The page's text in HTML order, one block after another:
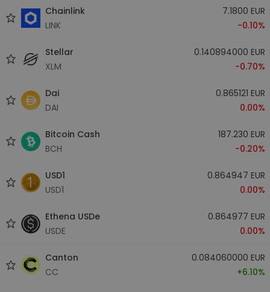
Chainlink
LINK
7.1800 EUR
-0.10%
Stellar
XLM
0.140894000 EUR
-0.70%
Dai
DAI
0.865121 EUR
0.00%
Bitcoin Cash
BCH
187.230 EUR
-0.20%
USD1
USD1
0.864947 EUR
0.00%
Ethena USDe
USDE
0.864977 EUR
0.00%
Canton
CC
0.084060000 EUR
+6.10%